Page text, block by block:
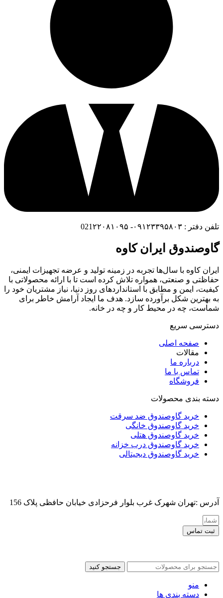
تلفن دفتر : ۰۹۱۲۳۳۹۵۸۰۳- 021۲۲۰۸۱۰۹۵
گاوصندوق ایران کاوه
ایران کاوه با سال‌ها تجربه در زمینه تولید و عرضه تجهیزات ایمنی،
حفاظتی و صنعتی، همواره تلاش کرده است تا با ارائه محصولاتی با
کیفیت، ایمن و مطابق با استانداردهای روز دنیا، نیاز مشتریان خود را
به بهترین شکل برآورده سازد. هدف ما ایجاد آرامش خاطر برای
شماست، چه در محیط کار و چه در خانه.
دسترسی سریع
صفحه اصلی
مقالات
درباره ما
تماس با ما
فروشگاه
دسته بندی محصولات
خرید گاوصندوق ضد سرقت
خرید گاوصندوق خانگی
خرید گاوصندوق هتلی
خرید گاوصندوق درب خزانه
خرید گاوصندوق دیجیتالی
آدرس :تهران شهرک غرب بلوار فرحزادی خیابان حافظی پلاک 156
ثبت تماس
جستجو کنید
منو
دسته بندی ها